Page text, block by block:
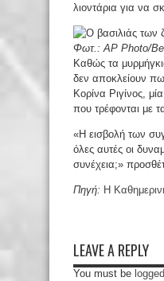
λιοντάρια για να
Φωτ.: AP Photo/
Καθώς τα
δεν αποκλείουν
Κορίνα Ριγίνος,
που τρέφονται με
«Η εισβολή των
όλες αυτές οι
συνέχεια;»
Πηγή: Η
LEAVE A REPLY
You must be